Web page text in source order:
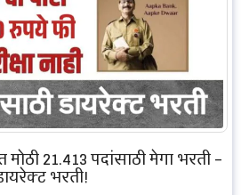
21,413 पदांसाठी मेगा भरती –
भरती!